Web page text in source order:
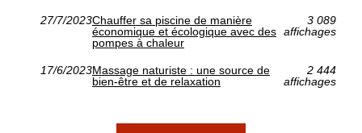
27/7/2023Chauffer sa piscine de manière
économique et écologique avec des
pompes à chaleur
3 089
affichages
17/6/2023Massage naturiste : une source de
bien-être et de relaxation
2 444
affichages